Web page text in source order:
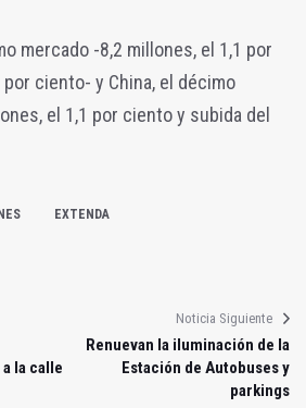
mercado -8,2 millones, el 1,1 por
ciento- y China, el décimo
el 1,1 por ciento y subida del
EXTENDA
la calle
Noticia Siguiente
Renuevan la iluminación de la
Estación de Autobuses y
parkings